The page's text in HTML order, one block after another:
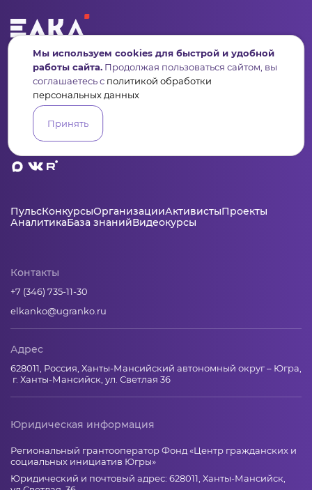
Сервис для некоммерческих организаций
и социальных предпринимателей
Подпишись на рассылку дайджест, новости, мероприятия
ПульсКонкурсыОрганизацииАктивистыПроекты
АналитикаБаза знанийВидеокурсы
Контакты
+7 (346) 735-11-30
elkanko@ugranko.ru
Адрес
628011, Россия, Ханты-Мансийский автономный округ – Югра,
г. Ханты-Мансийск, ул. Светлая 36
Юридическая информация
Региональный грантооператор Фонд «Центр гражданских и
социальных инициатив Югры»
Юридический и почтовый адрес: 628011, Ханты-Мансийск,
Мы используем cookies для быстрой и удобной
работы сайта. Продолжая пользоваться сайтом, вы
соглашаетесь с политикой обработки
персональных данных
Принять